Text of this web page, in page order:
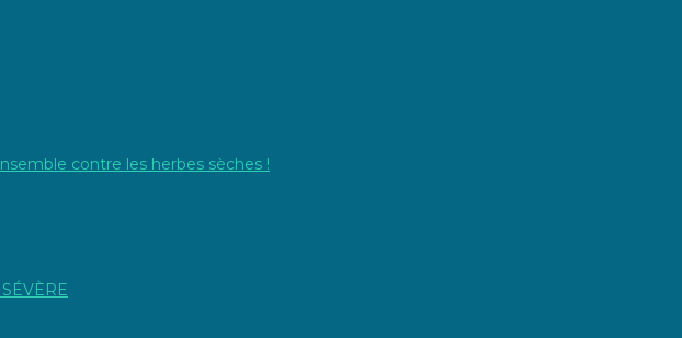
contre les herbes sèches !